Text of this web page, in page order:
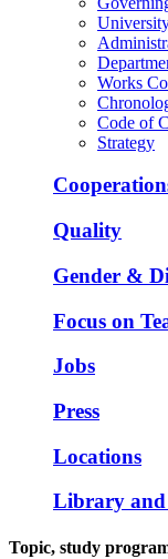
Works
Code of
Strategy
Quality
Gender &
Focus on
Jobs
Press
Locations
Library and
Topic, study